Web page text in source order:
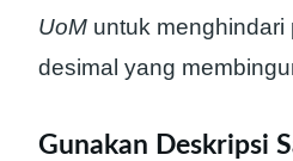
UoM untuk menghindari
desimal yang
Gunakan Deskripsi